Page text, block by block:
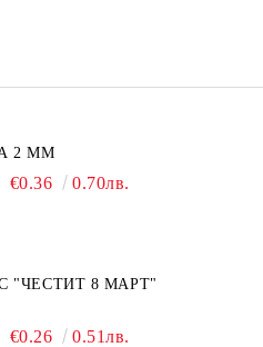
2 ММ
€0.36 0.70лв.
"ЧЕСТИТ 8 МАРТ"
€0.26 0.51лв.